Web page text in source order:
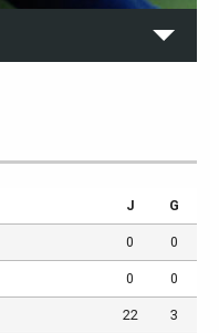
J G
0 0
0 0
22 3